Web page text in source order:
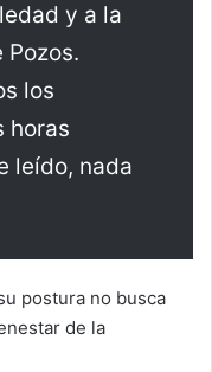
y a la
los
horas
leído, nada
postura no busca
de la